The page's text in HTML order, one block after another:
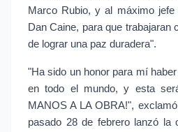
Marco Rubio, y al máximo jefe
Dan Caine, para que trabajaran
de lograr una paz duradera".
"Ha sido un honor para mí
en todo el mundo, y esta
MANOS A LA OBRA!",
pasado 28 de febrero lanzó la